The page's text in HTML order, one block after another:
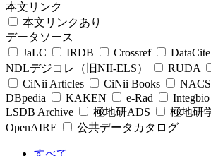
本文リンク
本文リンクあり
データソース
JaLC
IRDB Crossref DataCite
NDLデジコレ（旧NII-ELS）
RUDA
CiNii Articles
CiNii Books
DBpedia
KAKEN e-Rad Integbio
LSDB Archive
極地研ADS
極地研
OpenAIRE
公共データカタログ
すべて